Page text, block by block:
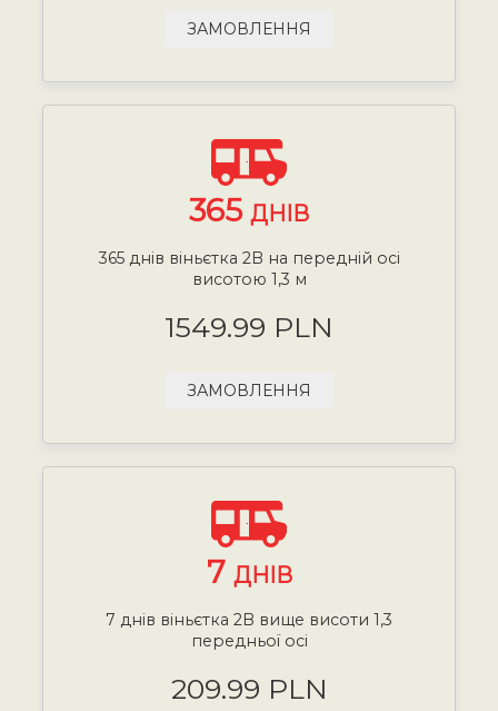
ЗАМОВЛЕННЯ
365 ДНІВ
365 днів віньєтка 2B на передній осі
висотою 1,3 м
1549.99 PLN
ЗАМОВЛЕННЯ
7 ДНІВ
7 днів віньєтка 2B вище висоти 1,3
передньої осі
209.99 PLN